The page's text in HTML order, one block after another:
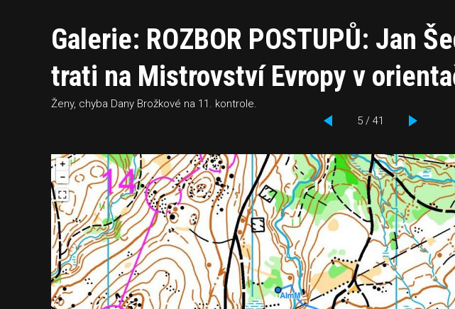
Galerie: ROZBOR POSTUPŮ: Jan
trati na Mistrovství Evropy v
Ženy, chyba Dany Brožkové na 11. kontrole.
5 / 41